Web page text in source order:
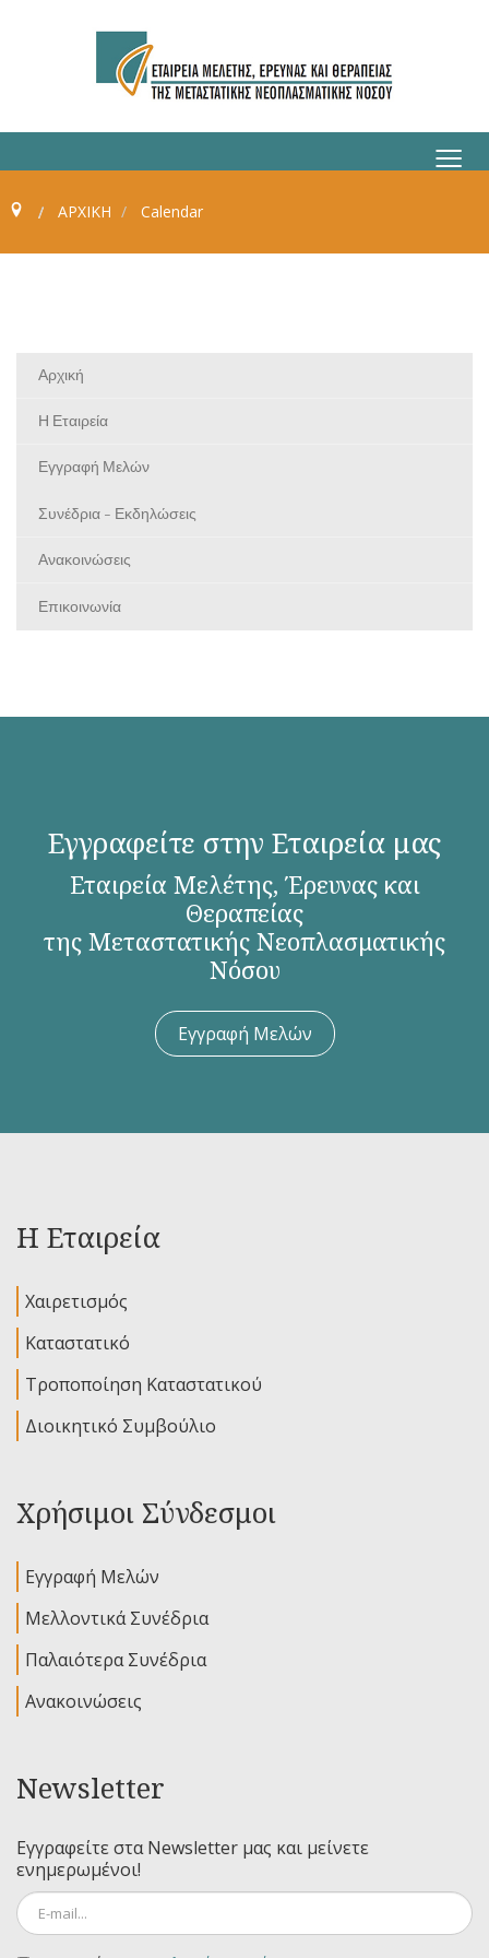
≡
ΑΡΧΙΚΗ Calendar
Αρχική
Η Εταιρεία
Εγγραφή Μελών
Συνέδρια - Εκδηλώσεις
Ανακοινώσεις
Επικοινωνία
Εγγραφείτε στην Εταιρεία μας
Εταιρεία Μελέτης, Έρευνας και
Θεραπείας
της Μεταστατικής Νεοπλασματικής
Νόσου
Εγγραφή Μελών
Η Εταιρεία
Χαιρετισμός
Καταστατικό
Τροποποίηση Καταστατικού
Διοικητικό Συμβούλιο
Χρήσιμοι Σύνδεσμοι
Εγγραφή Μελών
Μελλοντικά Συνέδρια
Παλαιότερα Συνέδρια
Ανακοινώσεις
Newsletter
Εγγραφείτε στα Newsletter μας και μείνετε
ενημερωμένοι!